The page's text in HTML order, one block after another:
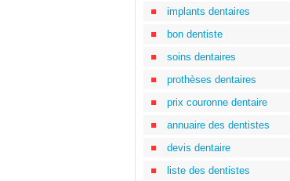
implants dentaires
bon dentiste
soins dentaires
prothèses dentaires
prix couronne dentaire
annuaire des dentistes
devis dentaire
liste des dentistes